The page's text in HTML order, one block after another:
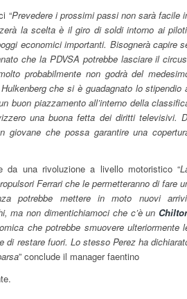
“Prevedere i prossimi passi non sarà facile
la scelta è il giro di soldi intorno ai
economici importanti. Bisognerà capire
che la PDVSA potrebbe lasciare il
probabilmente non godrà del
che si è guadagnato lo stipendio
buon piazzamento all’interno della
una buona fetta dei diritti televisivi.
giovane che possa garantire una
da una rivoluzione a livello motoristico “
Ferrari che le permetteranno di fare
potrebbe mettere in moto nuovi
ma non dimentichiamoci che c’è un
che potrebbe smuovere ulteriormente
di restare fuori. Lo stesso Perez ha
” conclude il manager faentino